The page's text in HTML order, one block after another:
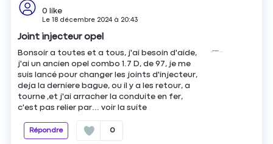
0 like
Le18 décembre 2024à 20:43
Joint injecteur opel
Bonsoir a toutes et a tous, j'ai besoin d'aide,
j'ai un ancien opel combo 1.7 D, de 97, je me
suis lancé pour changer les joints d'injecteur,
deja la derniere bague, ou il y a les retour, a
tourne ,et j'ai arracher la conduite en fer,
c'est pas relier par...voir la suite
Répondre 0